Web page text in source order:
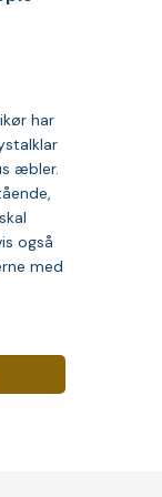
har
æbler.
også
med